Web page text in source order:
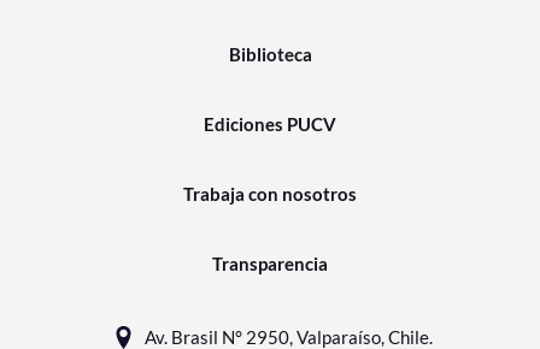
Biblioteca
Ediciones PUCV
Trabaja con nosotros
Transparencia
Av. Brasil N° 2950, Valparaíso, Chile.